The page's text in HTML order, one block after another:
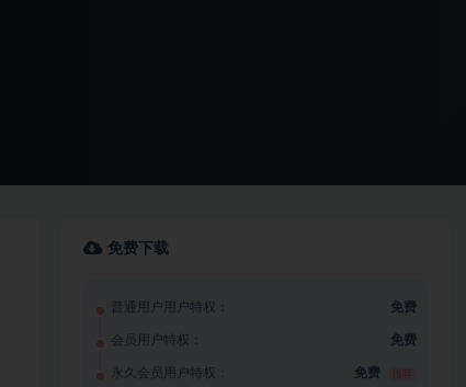
免费下载
普通用户用户特权： 免费
会员用户特权： 免费
永久会员用户特权： 免费